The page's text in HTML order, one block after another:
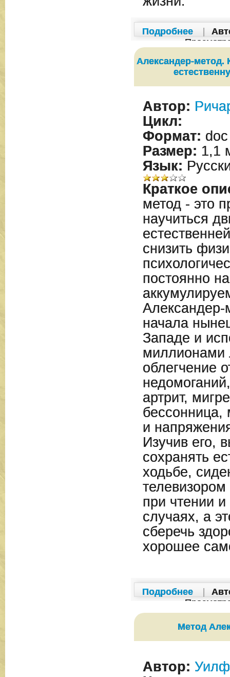
Подробнее
Александер-метод.
Автор:
Цикл:
Формат: doc
Размер: 1,1
Язык:
Краткое
метод - это
научиться
снизить
постоянно
Александер-
начала
Западе и
миллионами
облегчение
артрит,
и
Изучив его,
сохранять
ходьбе,
при чтении
случаях, а
сберечь
хорошее
Подробнее
Метод
Автор: